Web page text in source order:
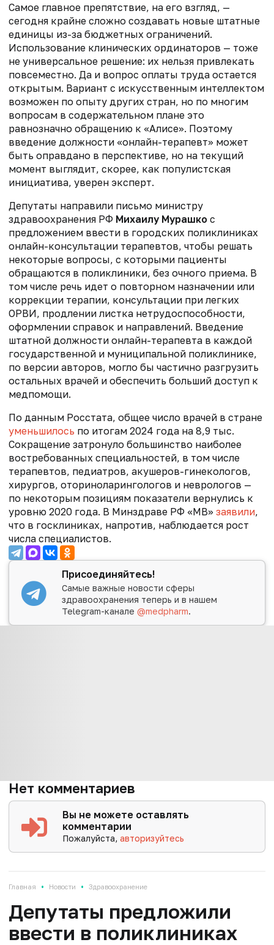
Самое главное препятствие, на его взгляд, —
сегодня крайне сложно создавать новые штатные
единицы из-за бюджетных ограничений.
Использование клинических ординаторов — тоже
не универсальное решение: их нельзя привлекать
повсеместно. Да и вопрос оплаты труда остается
открытым. Вариант с искусственным интеллектом
возможен по опыту других стран, но по многим
вопросам в содержательном плане это
равнозначно обращению к «Алисе». Поэтому
введение должности «онлайн-терапевт» может
быть оправдано в перспективе, но на текущий
момент выглядит, скорее, как популистская
инициатива, уверен эксперт.
Депутаты направили письмо министру
здравоохранения РФ Михаилу Мурашко с
предложением ввести в городских поликлиниках
онлайн-консультации терапевтов, чтобы решать
некоторые вопросы, с которыми пациенты
обращаются в поликлиники, без очного приема. В
том числе речь идет о повторном назначении или
коррекции терапии, консультации при легких
ОРВИ, продлении листка нетрудоспособности,
оформлении справок и направлений. Введение
штатной должности онлайн-терапевта в каждой
государственной и муниципальной поликлинике,
по версии авторов, могло бы частично разгрузить
остальных врачей и обеспечить больший доступ к
медпомощи.
По данным Росстата, общее число врачей в стране
уменьшилось по итогам 2024 года на 8,9 тыс.
Сокращение затронуло большинство наиболее
востребованных специальностей, в том числе
терапевтов, педиатров, акушеров-гинекологов,
хирургов, оториноларингологов и неврологов —
по некоторым позициям показатели вернулись к
уровню 2020 года. В Минздраве РФ «МВ» заявили,
что в госклиниках, напротив, наблюдается рост
числа специалистов.
Присоединяйтесь!
Самые важные новости сферы
здравоохранения теперь и в нашем
Telegram-канале@medpharm.
Нет комментариев
Вы не можете оставлять
комментарии
Пожалуйста,авторизуйтесь
Главная • Новости • Здравоохранение
Депутаты предложили
ввести в поликлиниках